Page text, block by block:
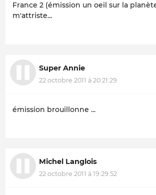
France 2 (émission un oeil sur la
m'attriste...
Super Annie
22 octobre 2011 à 20:21:29
émission brouillonne ...
Michel Langlois
22 octobre 2011 à 19:29:52